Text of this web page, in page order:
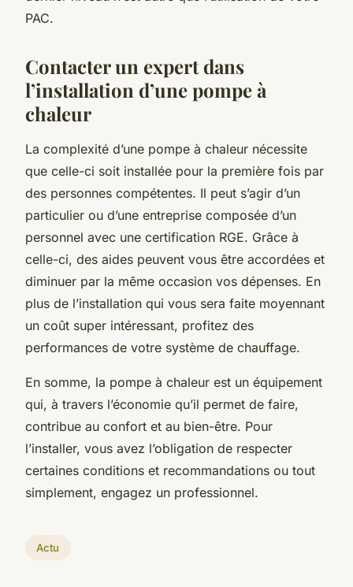
PAC.
Contacter un expert dans
l’installation d’une pompe à
chaleur
La complexité d’une pompe à chaleur nécessite
que celle-ci soit installée pour la première fois par
des personnes compétentes. Il peut s’agir d’un
particulier ou d’une entreprise composée d’un
personnel avec une certification RGE. Grâce à
celle-ci, des aides peuvent vous être accordées et
diminuer par la même occasion vos dépenses. En
plus de l’installation qui vous sera faite moyennant
un coût super intéressant, profitez des
performances de votre système de chauffage.
En somme, la pompe à chaleur est un équipement
qui, à travers l’économie qu’il permet de faire,
contribue au confort et au bien-être. Pour
l’installer, vous avez l’obligation de respecter
certaines conditions et recommandations ou tout
simplement, engagez un professionnel.
Actu